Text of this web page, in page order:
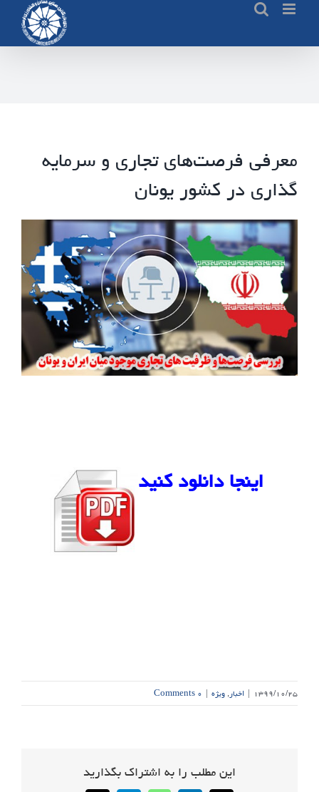
content
معرفی فرصت‌های ‌تجاری‌ و ‌سرمایه‌
گذاری‌ در کشور ‌یونان
اینجا دانلود کنید
۱۳۹۹/۱۰/۲۵ | اخبار,ویژه | ۰ Comments
این مطلب را به اشتراک بگذارید